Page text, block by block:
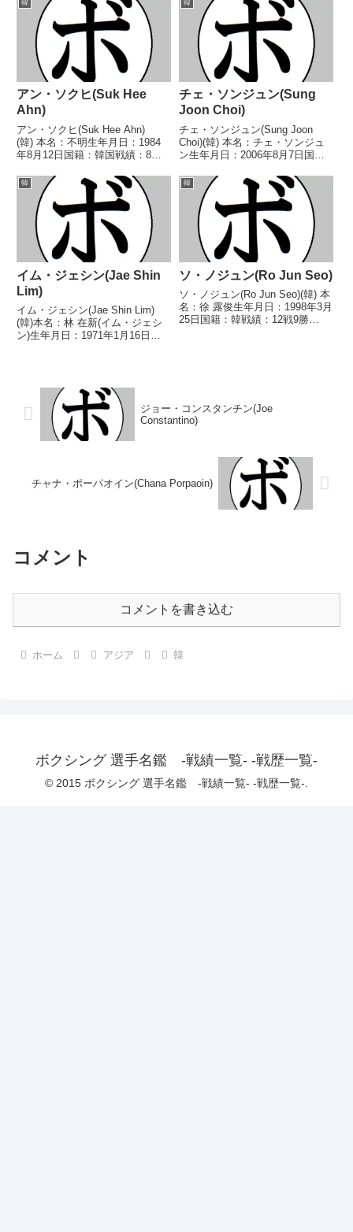
明) キム・クァンムン(韓)1...
ョンソ(韓)2004/01/15 ●4R判定
(採点不明)...
韓
アン・ソクヒ(Suk Hee
Ahn)
アン・ソクヒ(Suk Hee Ahn)
(韓) 本名：不明生年月日：1984
年8月12日国籍：韓国戦績：8戦3
なし 【戦歴】2021/07/17
○3RKO イ・ソニュン
(韓)2021/10/30 ●4R...
韓
チェ・ソンジュン(Sung
Joon Choi)
チェ・ソンジュン(Sung Joon
Choi)(韓) 本名：チェ・ソンジュ
ン生年月日：2006年8月7日国
分 【獲得タイトル】なし 【戦
歴】2024/06/29 ○4RKO イ
ム・テヒョン(韓)2024/0...
韓
イム・ジェシン(Jae Shin
Lim)
イム・ジェシン(Jae Shin Lim)
(韓)本名：林 在新(イム・ジェシ
ン)生年月日：1971年1月16日国
明) イ・チルポム(...
韓
ソ・ノジュン(Ro Jun Seo)
ソ・ノジュン(Ro Jun Seo)(韓) 本
名：徐 露俊生年月日：1998年3月
25日国籍：韓戦績：12戦9勝
ジョー・コンスタンチン(Joe
Constantino)
チャナ・ポーパオイン(Chana Porpaoin)
コメント
コメントを書き込む
ホーム アジア 韓
ボクシング 選手名鑑 -戦績一覧- -戦歴一覧-
© 2015 ボクシング 選手名鑑 -戦績一覧- -戦歴一覧-.